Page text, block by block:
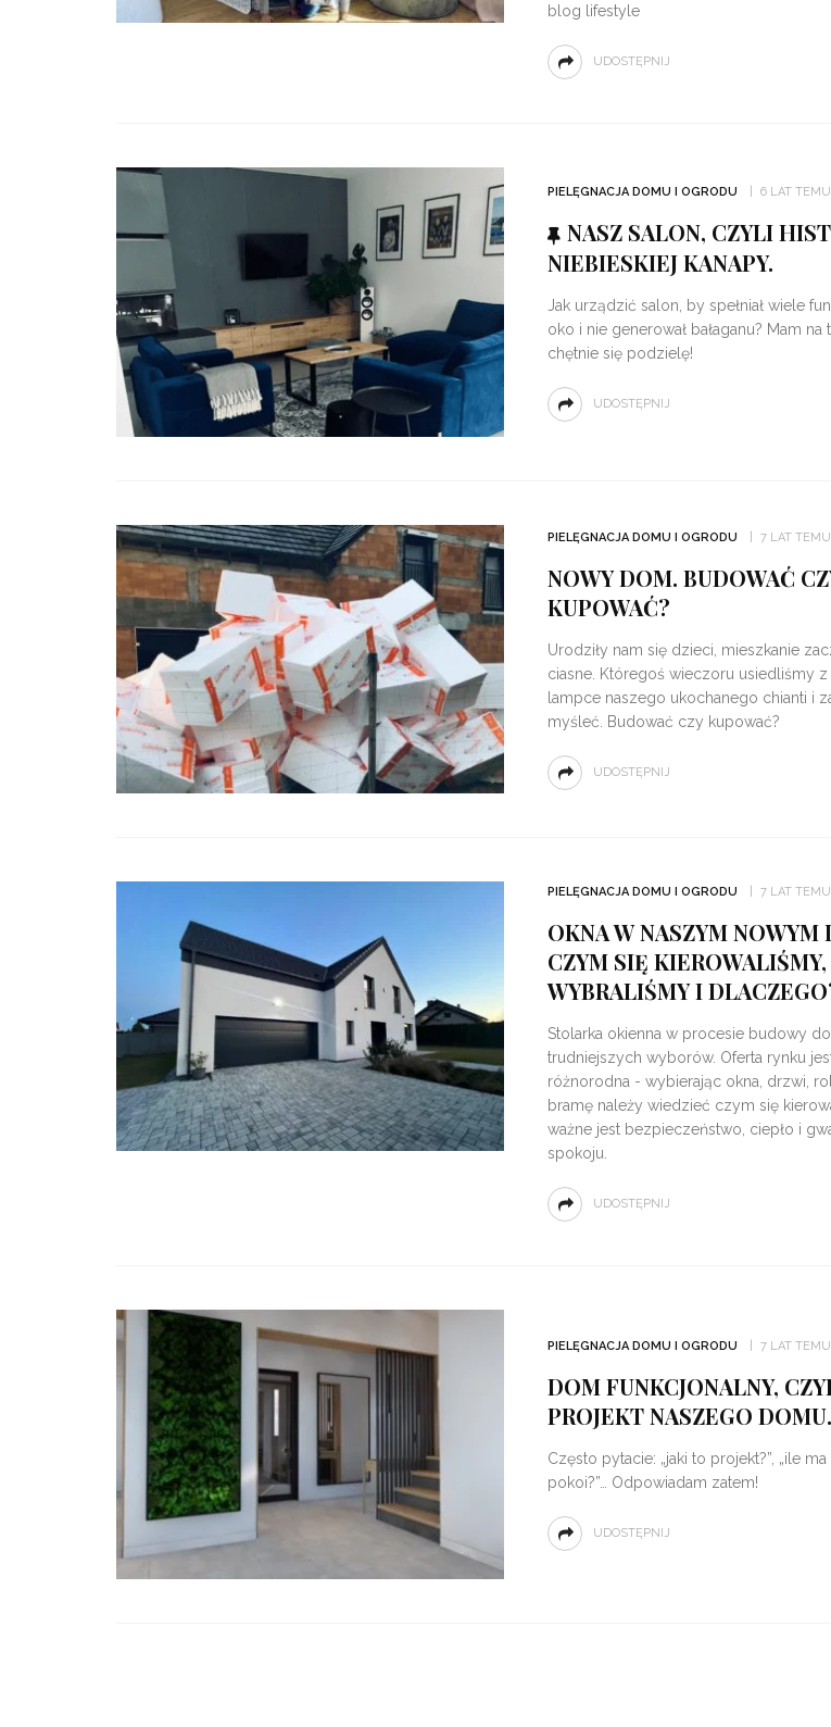
blog lifestyle
UDOSTĘPNIJ
PIELĘGNACJA DOMU I OGRODU 6 LAT TEMU
NASZ SALON, CZYLI
NIEBIESKIEJ KANAPY.
Jak urządzić salon, by spełniał wiele
oko i nie generował bałaganu? Mam
chętnie się podzielę!
UDOSTĘPNIJ
PIELĘGNACJA DOMU I OGRODU 7 LAT TEMU
NOWY DOM. BUDOWAĆ
KUPOWAĆ?
Urodziły nam się dzieci, mieszkanie
ciasne. Któregoś wieczoru usiedliśmy
lampce naszego ukochanego chianti i
myśleć. Budować czy kupować?
UDOSTĘPNIJ
PIELĘGNACJA DOMU I OGRODU 7 LAT TEMU
OKNA W NASZYM NOWYM
CZYM SIĘ
WYBRALIŚMY I
Stolarka okienna w procesie budowy
trudniejszych wyborów. Oferta rynku
różnorodna - wybierając okna, drzwi,
bramę należy wiedzieć czym się
ważne jest bezpieczeństwo, ciepło i
spokoju.
UDOSTĘPNIJ
PIELĘGNACJA DOMU I OGRODU 7 LAT TEMU
DOM FUNKCJONALNY,
PROJEKT NASZEGO DOMU.
Często pytacie: „jaki to projekt?”, „ile ma
pokoi?”… Odpowiadam zatem!
UDOSTĘPNIJ